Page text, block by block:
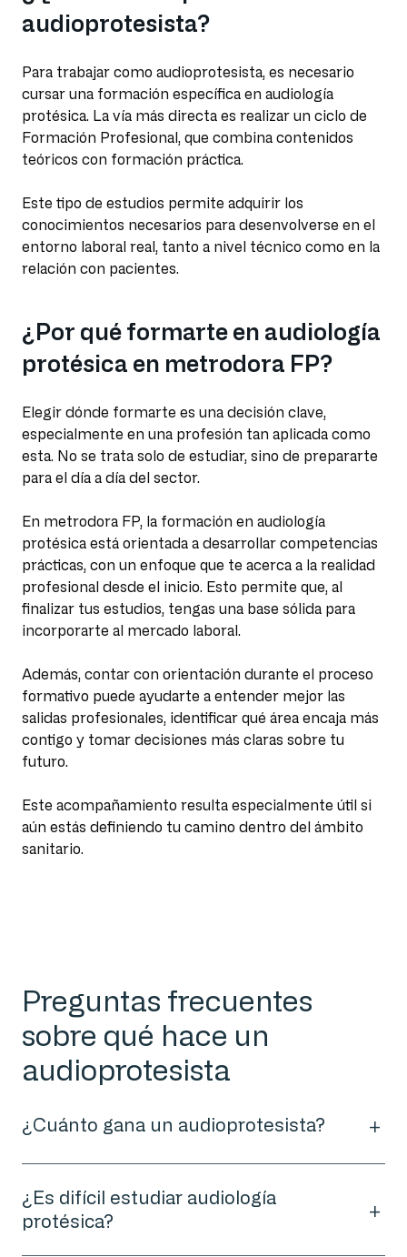
audioprotesista?
Para trabajar como audioprotesista, es necesario
cursar una formación específica en audiología
protésica. La vía más directa es realizar un ciclo de
Formación Profesional, que combina contenidos
teóricos con formación práctica.
Este tipo de estudios permite adquirir los
conocimientos necesarios para desenvolverse en el
entorno laboral real, tanto a nivel técnico como en la
relación con pacientes.
¿Por qué formarte en audiología
protésica en metrodora FP?
Elegir dónde formarte es una decisión clave,
especialmente en una profesión tan aplicada como
esta. No se trata solo de estudiar, sino de prepararte
para el día a día del sector.
En metrodora FP, la formación en audiología
protésica está orientada a desarrollar competencias
prácticas, con un enfoque que te acerca a la realidad
profesional desde el inicio. Esto permite que, al
finalizar tus estudios, tengas una base sólida para
incorporarte al mercado laboral.
Además, contar con orientación durante el proceso
formativo puede ayudarte a entender mejor las
salidas profesionales, identificar qué área encaja más
contigo y tomar decisiones más claras sobre tu
futuro.
Este acompañamiento resulta especialmente útil si
aún estás definiendo tu camino dentro del ámbito
sanitario.
Preguntas frecuentes
sobre qué hace un
audioprotesista
¿Cuánto gana un audioprotesista?
¿Es difícil estudiar audiología
protésica?